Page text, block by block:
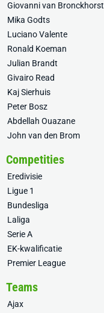
Giovanni van Bronckhorst
Mika Godts
Luciano Valente
Ronald Koeman
Julian Brandt
Givairo Read
Kaj Sierhuis
Peter Bosz
Abdellah Ouazane
John van den Brom
Competities
Eredivisie
Ligue 1
Bundesliga
Laliga
Serie A
EK-kwalificatie
Premier League
Teams
Ajax